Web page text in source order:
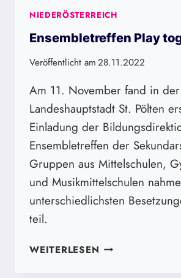
NIEDERÖSTERREICH
Ensembletreffen Play
Veröffentlicht am28.11.2022
Am 11. November fand in der
Landeshauptstadt St. Pölten
Einladung der
Ensembletreffen der
Gruppen aus Mittelschulen,
und Musikmittelschulen
unterschiedlichsten
teil.
WEITERLESEN